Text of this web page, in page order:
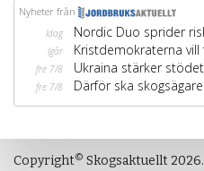
Copyright© Skogsaktuellt 2026.